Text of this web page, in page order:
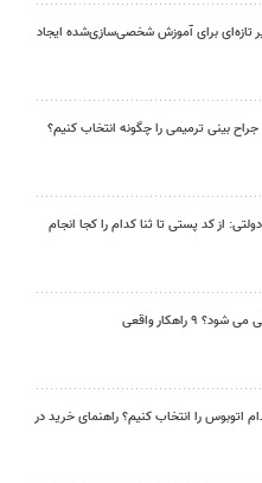
تازه‌ای برای آموزش شخصی‌سازی‌شده ایجاد
بینی ترمیمی را چگونه انتخاب کنیم؟
از کد پستی تا ثنا کدام را کجا انجام
۹ راهکار واقعی
اتوبوس را انتخاب کنیم؟ راهنمای خرید در